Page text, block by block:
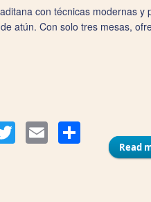
con técnicas modernas y
atún. Con solo tres mesas,
Twitter Email
Read